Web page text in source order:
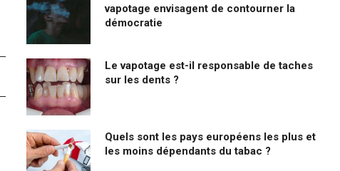
vapotage envisagent de contourner la
démocratie
Le vapotage est-il responsable de taches
sur les dents ?
Quels sont les pays européens les plus et
les moins dépendants du tabac ?